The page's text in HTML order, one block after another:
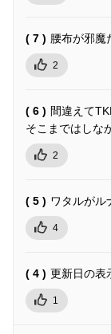
( 7 ) 腰布が邪魔
2
( 6 ) 間違えて
そこまではしな
2
( 5 ) ワタルがル
4
( 4 ) 更新日の表
1